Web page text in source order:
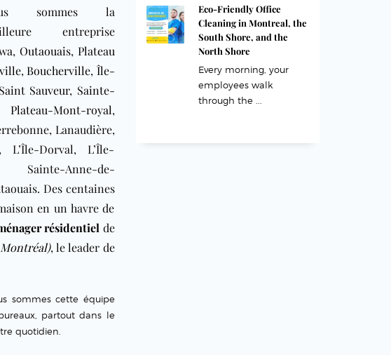
sommes la
entreprise
, Outaouais, Plateau
,Boucherville,Île-
Saint Sauveur, Sainte-
Plateau-Mont-royal,
Lanaudière,
L’Île-Dorval, L’Île-
Anne-de-
. Des centaines
en un havre de
résidentiel de
, le leader de
sommes cette équipe
partout dans le
quotidien.
Eco-Friendly Office
Cleaning in Montreal, the
South Shore, and the
North Shore
Every morning, your
employees walk
through the ...